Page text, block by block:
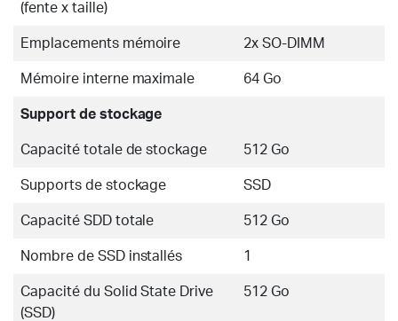
(fente x taille)
Emplacements mémoire 2x SO-DIMM
Mémoire interne maximale 64 Go
Support de stockage
Capacité totale de stockage 512 Go
Supports de stockage SSD
Capacité SDD totale 512 Go
Nombre de SSD installés 1
Capacité du Solid State Drive
(SSD)
512 Go